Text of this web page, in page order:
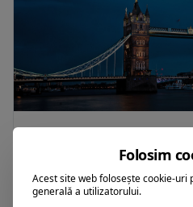
2 Mai,
vezi
Folosim
Acest site web folosește cookie-
generală a utilizatorului.